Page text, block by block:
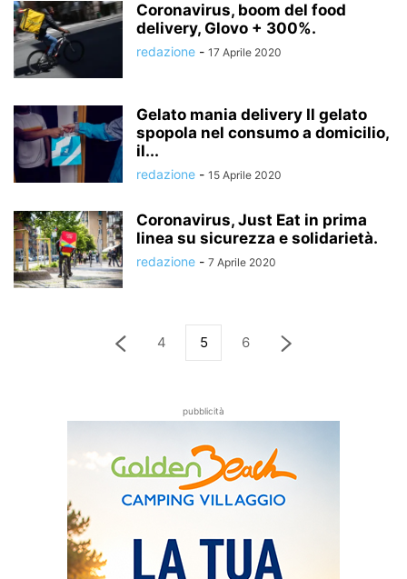
Coronavirus, boom del food
delivery, Glovo + 300%.
redazione - 17 Aprile 2020
Gelato mania delivery Il gelato
spopola nel consumo a domicilio,
il...
redazione - 15 Aprile 2020
Coronavirus, Just Eat in prima
linea su sicurezza e solidarietà.
redazione - 7 Aprile 2020
4 5 6
pubblicità